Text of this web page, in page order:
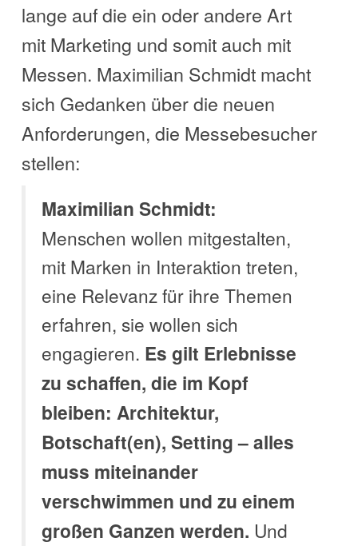
lange auf die ein oder andere Art
mit Marketing und somit auch mit
Messen. Maximilian Schmidt macht
sich Gedanken über die neuen
Anforderungen, die Messebesucher
stellen:
Maximilian Schmidt:
Menschen wollen mitgestalten,
mit Marken in Interaktion treten,
eine Relevanz für ihre Themen
erfahren, sie wollen sich
engagieren. Es gilt Erlebnisse
zu schaffen, die im Kopf
bleiben: Architektur,
Botschaft(en), Setting – alles
muss miteinander
verschwimmen und zu einem
großen Ganzen werden. Und